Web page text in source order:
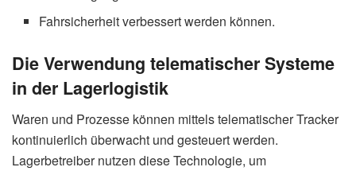
Fahrsicherheit verbessert werden können.
Die Verwendung telematischer Systeme
in der Lagerlogistik
Waren und Prozesse können mittels telematischer Tracker
kontinuierlich überwacht und gesteuert werden.
Lagerbetreiber nutzen diese Technologie, um